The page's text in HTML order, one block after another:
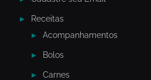
Receitas
Acompanhamentos
Bolos
Carnes